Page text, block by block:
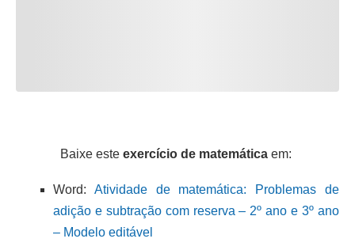
Baixe este exercício de matemática em:
Word: Atividade de matemática: Problemas de
adição e subtração com reserva – 2º ano e 3º ano
– Modelo editável